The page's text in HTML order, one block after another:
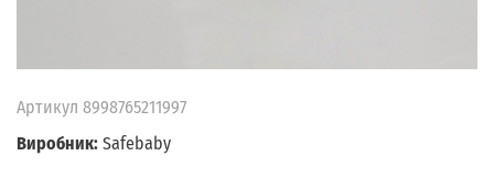
Артикул 8998765211997
Виробник: Safebaby